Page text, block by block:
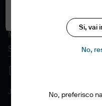
Mappa del sito
Stewardship degli
J.P. Morgan
Si, vai
No,
No, preferisco